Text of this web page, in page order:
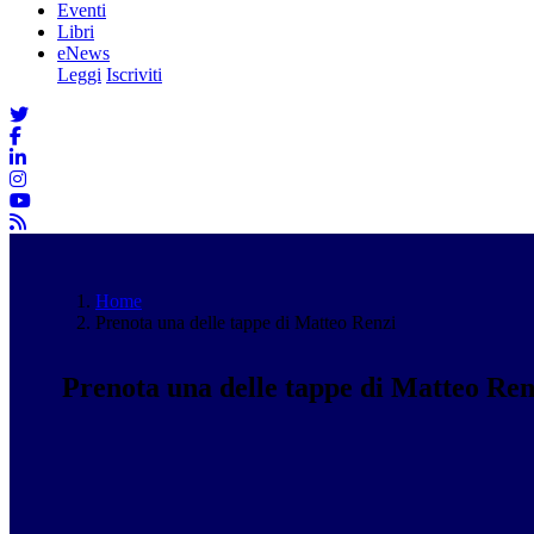
Eventi
Libri
eNews
Leggi Iscriviti
Home
Prenota una delle tappe di Matteo Renzi
Prenota una delle tappe di Matteo